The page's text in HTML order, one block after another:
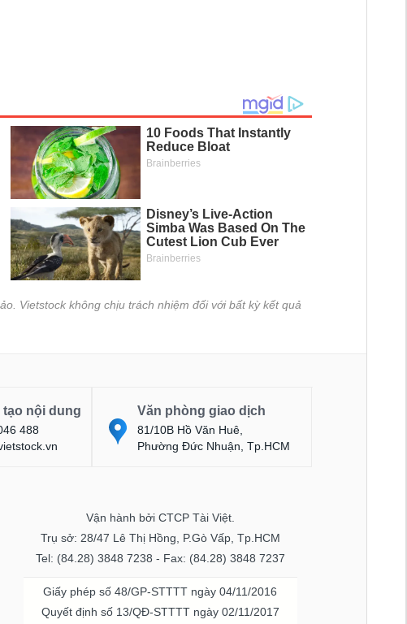
Vietstock không chịu trách nhiệm đối với bất kỳ kết quả
tạo nội dung
488
Văn phòng giao dịch
81/10B Hồ Văn Huê,
Phường Đức Nhuận, Tp.HCM
Vận hành bởi CTCP Tài Việt.
Trụ sở: 28/47 Lê Thị Hồng, P.Gò Vấp, Tp.HCM
Tel: (84.28) 3848 7238 - Fax: (84.28) 3848 7237
Giấy phép số 48/GP-STTTT ngày 04/11/2016
Quyết định số 13/QĐ-STTTT ngày 02/11/2017